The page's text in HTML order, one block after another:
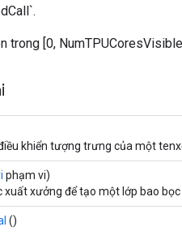
trong [0,
khiển tượng trưng của một
phạm vi)
xuất xưởng để tạo một lớp bao
()